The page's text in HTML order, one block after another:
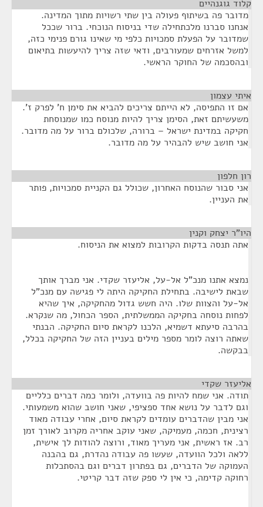
קלוד גוגנהיים
מדובר פה בשיתוף פעולה בין שתי רשויות מתוך המדינה.
אנחנו סברנו מלכתחילה שדי בניסוח הנוכחי. ברור שככל
שמדובר על הפעלת סמכויות כלפי מי שאינו גורם פנימי כזה,
למשל אזרחים שמעורבים, ודאי שזה צריך להיעשות בתיאום
ובהסכמה של החוקר הראשי.
איתי עצמון
אם זו התפיסה, לא הייתם צריכים להביא את סימן ח' לפרק ז'.
משעשיתם זאת, הסימן צריך להיות מנוסח כמו שמנוסחת
חקיקה במדינת ישראל – ברורה, שלכולם ברור על מה מדובר.
אני חושב שיש להבהיר על מה מדובר.
רון חלפון
אני סבור שהנוסח האחרון, שכולל גם הקניית סמכויות, פותר
את העניין.
היו"ר יצחק וקנין
אתה תנסה בדקות הקרובות למצוא את הניסוח.
נמצא אתנו מנכ"ל אל-על, אליעזר שקדי. אני מברך אותך
שבאת לישיבה. בתחילת החקיקה היתה לי פגישה עם מנכ"ל
אל-על והצוות שלו. היה חשש גדול מהחקיקה, איך שהיא
לפחות נוסחה בחקיקה הממשלתית, הספר הכחול, מה שנקרא.
בהרבה סיעתא דשמיא, הלכנו לקראת סיום החקיקה. הבנתי
שאתה רוצה לומר מספר מילים בעניין הזה של החקיקה בכלל,
בבקשה.
אליעזר שקדי
תודה. אני שמח להיות פה בוועדה, ולומר כמה דברים כלליים
וגם לדבר על נושא אחד ספציפי, שאני חושב שהוא משמעותי.
אני מבין שהדברים עומדים לקראת סיום, אחרי עבודה מאוד
רצינית, חכמה, מעמיקה, שאני עוקב אחריה מקרוב לאורך זמן
רב. אז ראשית, אני מעריך מאוד, ורוצה להודות לך אישית,
ללאה ולכל הוועדה, שעשו פה עבודה נהדרת, גם בהבנה
העמוקה של הדברים, גם בפתרון דברים וגם בהסתכלות
רחוקה קדימה, כי אין לי ספק שזה דבר קריטי.